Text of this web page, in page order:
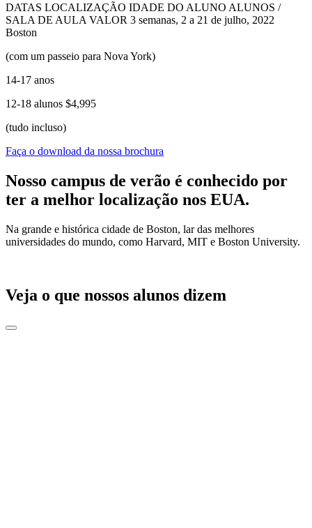
DATAS LOCALIZAÇÃO IDADE DO ALUNO ALUNOS /
SALA DE AULA VALOR 3 semanas, 2 a 21 de julho, 2022
Boston
(com um passeio para Nova York)
14-17 anos
12-18 alunos $4,995
(tudo incluso)
Faça o download da nossa brochura
Nosso campus de verão é conhecido por
ter a melhor localização nos EUA.
Na grande e histórica cidade de Boston, lar das melhores
universidades do mundo, como Harvard, MIT e Boston University.
Veja o que nossos alunos dizem